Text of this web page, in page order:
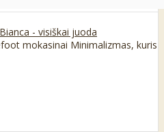
- visiškai juoda
mokasinai Minimalizmas, kuris